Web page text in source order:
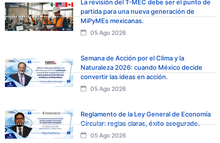
La revisión del T-MEC debe ser el punto de
partida para una nueva generación de
MiPyMEs mexicanas.
05 Ago 2026
Semana de Acción por el Clima y la
Naturaleza 2026: cuando México decide
convertir las ideas en acción.
05 Ago 2026
Reglamento de la Ley General de Economía
Circular: reglas claras, éxito asegurado.
05 Ago 2026